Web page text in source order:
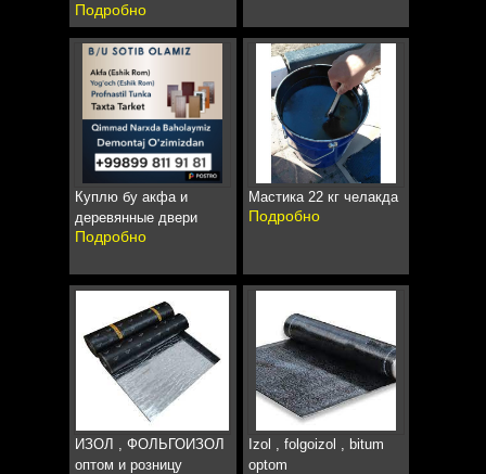
Подробно
Куплю бу акфа и
деревянные двери
Подробно
Мастика 22 кг челакда
Подробно
ИЗОЛ , ФОЛЬГОИЗОЛ
оптом и розницу
Izol , folgoizol , bitum
optom